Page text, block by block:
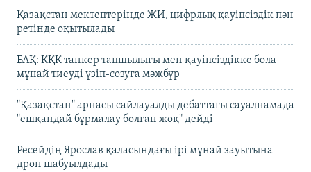
Қазақстан мектептерінде ЖИ, цифрлық қауіпсіздік пән
ретінде оқытылады
БАҚ: КҚК танкер тапшылығы мен қауіпсіздікке бола
мұнай тиеуді үзіп-созуға мәжбүр
"Қазақстан" арнасы сайлауалды дебаттағы сауалнамада
"ешқандай бұрмалау болған жоқ" дейді
Ресейдің Ярослав қаласындағы ірі мұнай зауытына
дрон шабуылдады